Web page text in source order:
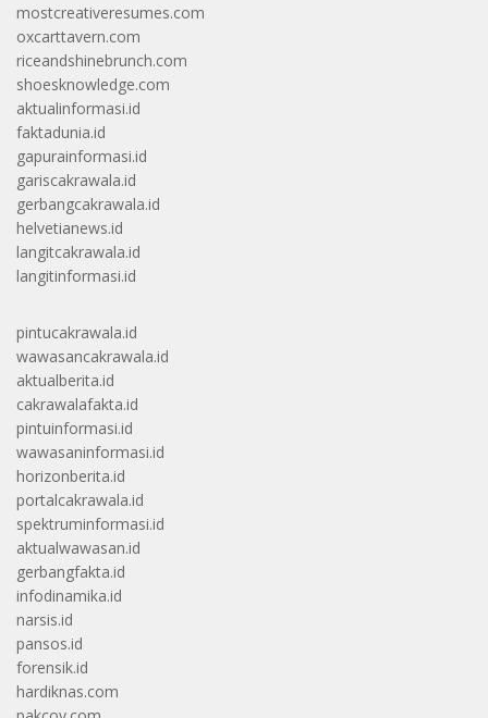
mostcreativeresumes.com
oxcarttavern.com
riceandshinebrunch.com
shoesknowledge.com
aktualinformasi.id
faktadunia.id
gapurainformasi.id
gariscakrawala.id
gerbangcakrawala.id
helvetianews.id
langitcakrawala.id
langitinformasi.id
pintucakrawala.id
wawasancakrawala.id
aktualberita.id
cakrawalafakta.id
pintuinformasi.id
wawasaninformasi.id
horizonberita.id
portalcakrawala.id
spektruminformasi.id
aktualwawasan.id
gerbangfakta.id
infodinamika.id
narsis.id
pansos.id
forensik.id
hardiknas.com